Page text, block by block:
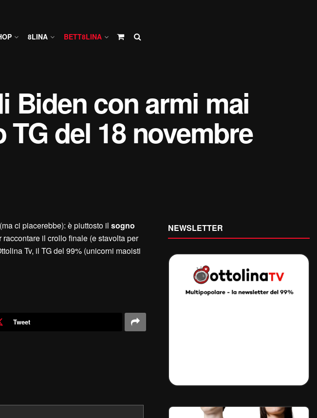
8LINA BETT8LINA
Biden con armi mai
del 18 novembre
ci piacerebbe): è piuttosto il sogno
il crollo finale (e stavolta per
Tv, il TG del 99% (unicorni maoisti
Tweet
NEWSLETTER